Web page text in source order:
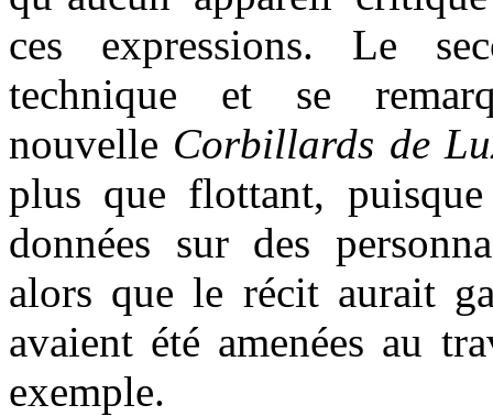
ces expressions. Le
technique et se
nouvelle Corbillards de
plus que flottant,
données sur des
alors que le récit aurait
avaient été amenées au
exemple.